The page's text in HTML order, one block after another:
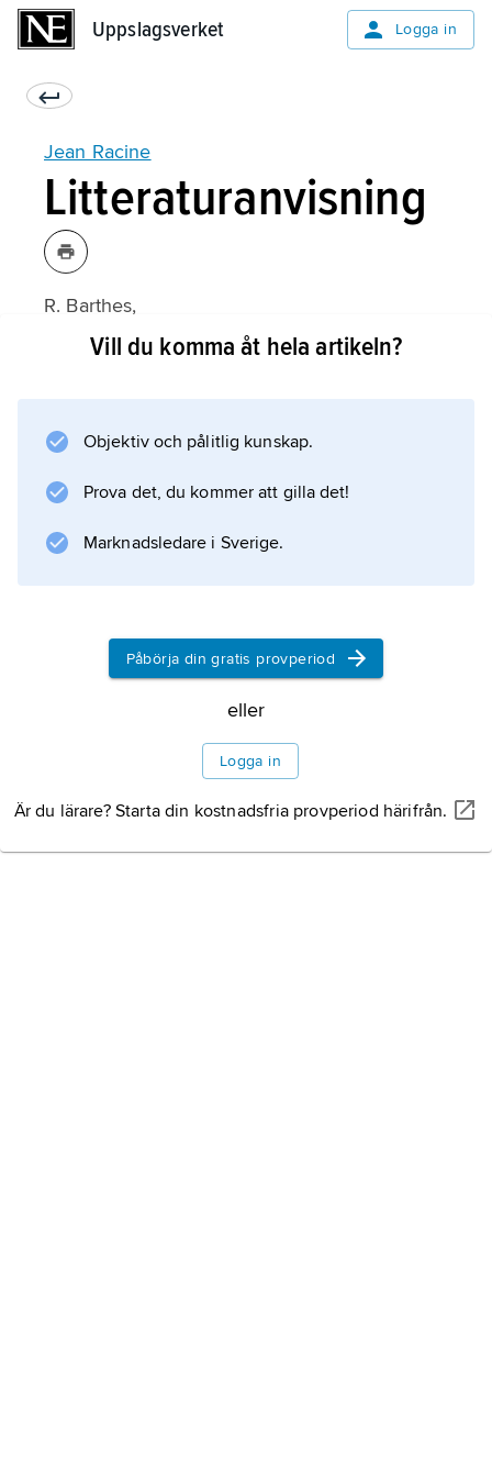
Uppslagsverket Logga in
Jean Racine
Litteraturanvisning
R. Barthes,
Sur Racine
Vill du komma åt hela artikeln?
Objektiv och pålitlig kunskap.
Prova det, du kommer att gilla det!
Marknadsledare i Sverige.
Påbörja din gratis provperiod
eller
Logga in
Är du lärare? Starta din kostnadsfria provperiod härifrån.